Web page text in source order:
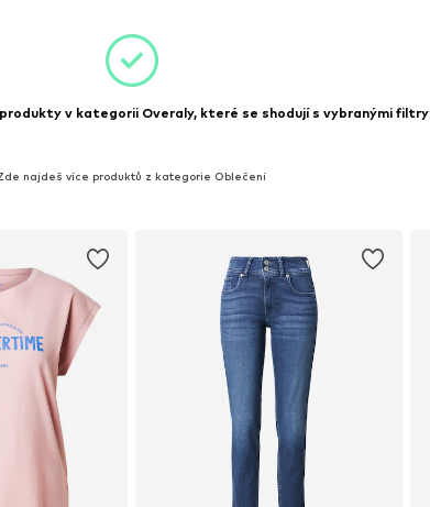
v kategorii Overaly, které se shodují s vybranými filtry
najdeš více produktů z kategorie Oblečení